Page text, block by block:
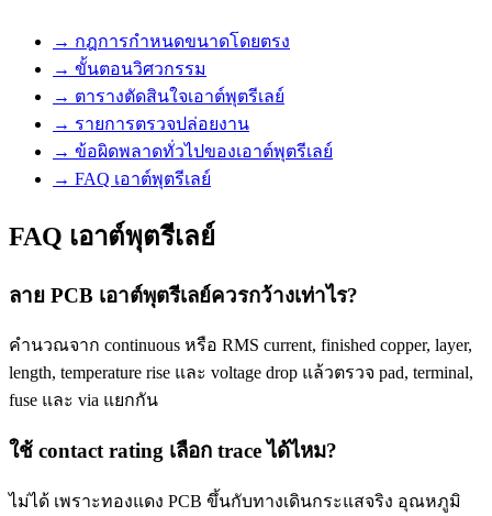
→ กฎการกำหนดขนาดโดยตรง
→ ขั้นตอนวิศวกรรม
→ ตารางตัดสินใจเอาต์พุตรีเลย์
→ รายการตรวจปล่อยงาน
→ ข้อผิดพลาดทั่วไปของเอาต์พุตรีเลย์
→ FAQ เอาต์พุตรีเลย์
FAQ เอาต์พุตรีเลย์
ลาย PCB เอาต์พุตรีเลย์ควรกว้างเท่าไร?
คำนวณจาก continuous หรือ RMS current, finished copper, layer,
length, temperature rise และ voltage drop แล้วตรวจ pad, terminal,
fuse และ via แยกกัน
ใช้ contact rating เลือก trace ได้ไหม?
ไม่ได้ เพราะทองแดง PCB ขึ้นกับทางเดินกระแสจริง อุณหภูมิ